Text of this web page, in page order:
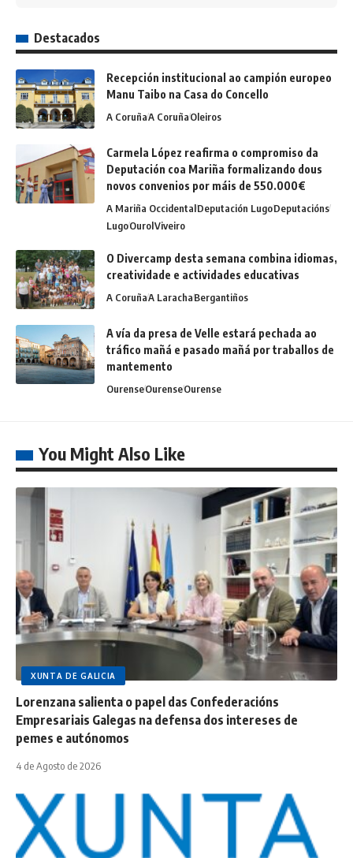
Destacados
Recepción institucional ao campión europeo
Manu Taibo na Casa do Concello
A CoruñaA CoruñaOleiros
Carmela López reafirma o compromiso da
Deputación coa Mariña formalizando dous
novos convenios por máis de 550.000€
A Mariña OccidentalDeputación LugoDeputacións
LugoOurolViveiro
O Divercamp desta semana combina idiomas,
creatividade e actividades educativas
A CoruñaA LarachaBergantiños
A vía da presa de Velle estará pechada ao
tráfico mañá e pasado mañá por traballos de
mantemento
OurenseOurenseOurense
You Might Also Like
XUNTA DE GALICIA
Lorenzana salienta o papel das Confederacións
Empresariais Galegas na defensa dos intereses de
pemes e autónomos
4 de Agosto de 2026